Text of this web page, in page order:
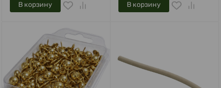
В корзину В корзину